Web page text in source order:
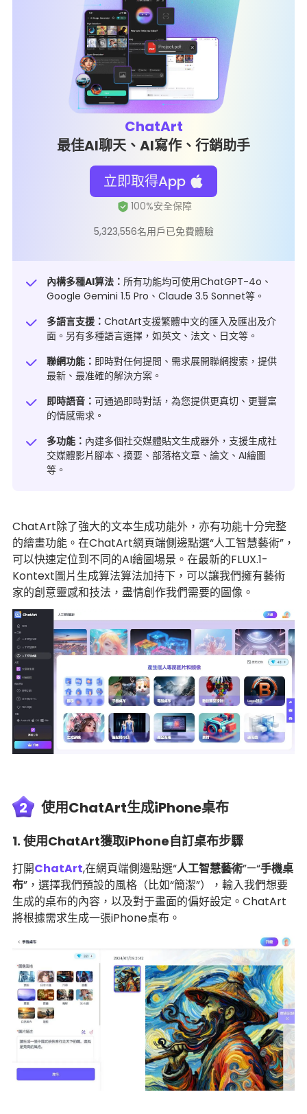
ChatArt
最佳AI聊天、AI寫作、行銷助手
立即取得App
5,323,556名用戶已免費體驗
內構多種AI算法： 所有功能均可使用ChatGPT-4o、
Google Gemini 1.5 Pro、Claude 3.5 Sonnet等。
多語言支援： ChatArt支援繁體中文的匯入及匯出及介
面。另有多種語言選擇，如英文、法文、日文等。
聯網功能： 即時對任何提問、需求展開聯網搜索，提供
最新、最准確的解決方案。
即時語音： 可通過即時對話，為您提供更真切、更豐富
的情感需求。
多功能： 內建多個社交媒體貼文生成器外，支援生成社
交媒體影片腳本、摘要、部落格文章、論文、AI繪圖
等。
ChatArt除了強大的文本生成功能外，亦有功能十分完整
的繪畫功能。在ChatArt網頁端側邊點選“人工智慧藝術”，
可以快速定位到不同的AI繪圖場景。在最新的FLUX.1-
Kontext圖片生成算法算法加持下，可以讓我們擁有藝術
家的創意靈感和技法，盡情創作我們需要的圖像。
2 使用ChatArt生成iPhone桌布
1. 使用ChatArt獲取iPhone自訂桌布步驟
打開ChatArt,在網頁端側邊點選“人工智慧藝術”—“手機桌
布”，選擇我們預設的風格（比如“簡潔”），輸入我們想要
生成的桌布的內容，以及對于畫面的偏好設定。ChatArt
將根據需求生成一張iPhone桌布。